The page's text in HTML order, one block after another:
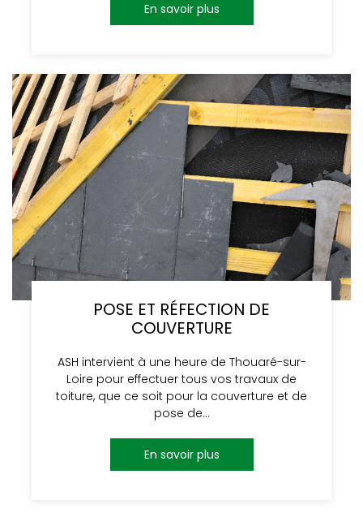
En savoir plus
POSE ET RÉFECTION DE
COUVERTURE
ASH intervient à une heure de Thouaré-sur-
Loire pour effectuer tous vos travaux de
toiture, que ce soit pour la couverture et de
pose de…
En savoir plus